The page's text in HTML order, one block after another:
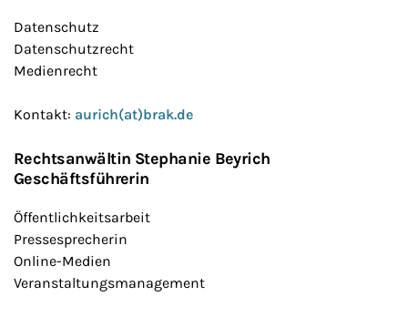
Datenschutz
Datenschutzrecht
Medienrecht
Kontakt: aurich(at)brak.de
Rechtsanwältin Stephanie Beyrich
Geschäftsführerin
Öffentlichkeitsarbeit
Pressesprecherin
Online-Medien
Veranstaltungsmanagement